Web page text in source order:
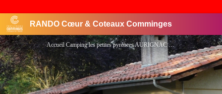
RANDO Cœur & Coteaux Comminges
Accueil Camping les petites pyrenees AURIGNAC - CAMPING LES PETITES PYRENEES